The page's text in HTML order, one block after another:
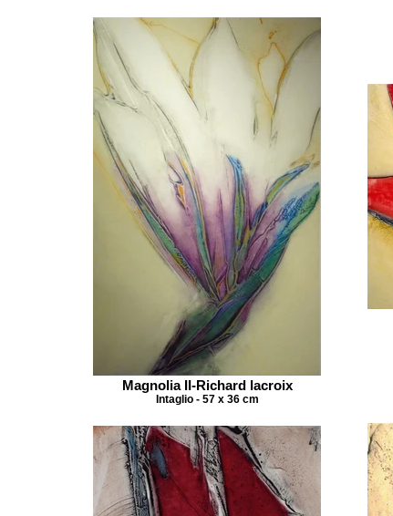
Magnolia II-Richard lacroix
Intaglio - 57 x 36 cm